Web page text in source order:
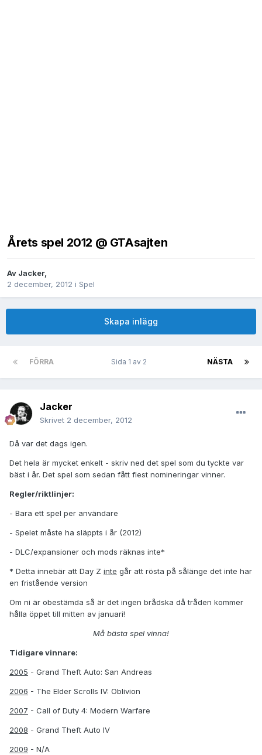
Årets spel 2012 @ GTAsajten
Av Jacker,
2 december, 2012 i Spel
Skapa inlägg
FÖRRA NÄSTA
Sida 1 av 2
Jacker
Skrivet 2 december, 2012
Då var det dags igen.
Det hela är mycket enkelt - skriv ned det spel som du tyckte var
bäst i år. Det spel som sedan fått flest nomineringar vinner.
Regler/riktlinjer:
- Bara ett spel per användare
- Spelet måste ha släppts i år (2012)
- DLC/expansioner och mods räknas inte*
* Detta innebär att Day Z inte går att rösta på sålänge det inte har
en fristående version
Om ni är obestämda så är det ingen brådska då tråden kommer
hålla öppet till mitten av januari!
Må bästa spel vinna!
Tidigare vinnare:
2005 - Grand Theft Auto: San Andreas
2006 - The Elder Scrolls IV: Oblivion
2007 - Call of Duty 4: Modern Warfare
2008 - Grand Theft Auto IV
2009 - N/A